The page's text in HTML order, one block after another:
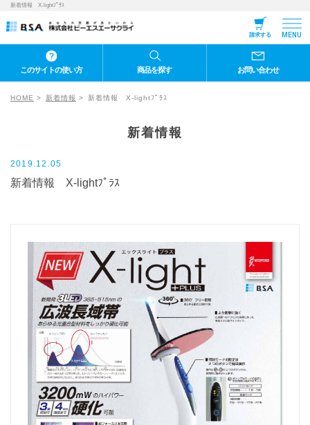
新着情報 X-lightﾌﾟﾗｽ
請求する MENU
このサイトの使い方 商品を探す お問い合わせ
HOME 新着情報 新着情報 X-lightﾌﾟﾗｽ
新着情報
2019.12.05
新着情報 X-lightﾌﾟﾗｽ